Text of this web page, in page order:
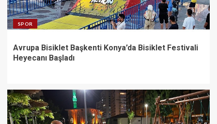
4
Canik’te Yatırımlar Hız
SPOR
Avrupa Bisiklet Başkenti Konya’da Bisiklet Festivali
Heyecanı Başladı